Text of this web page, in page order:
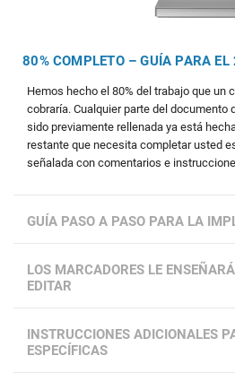
80% COMPLETO – GUÍA PARA EL
Hemos hecho el 80% del trabajo que un
cobraría. Cualquier parte del documento
sido previamente rellenada ya está
restante que necesita completar usted
señalada con comentarios e
GUÍA PASO A PASO PARA LA
LOS MARCADORES LE
EDITAR
INSTRUCCIONES ADICIONALES
ESPECÍFICAS